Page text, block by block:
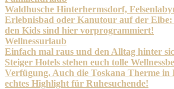
Waldhusche Hinterhermsdorf,
Erlebnisbad oder Kanutour auf der
den Kids sind hier vorprogrammiert!
Wellnessurlaub
Einfach mal raus und den Alltag hinter
Steiger Hotels stehen euch tolle
Verfügung. Auch die Toskana Therme in
echtes Highlight für Ruhesuchende!